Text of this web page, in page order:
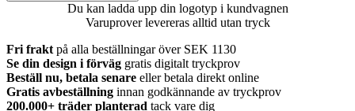
Du kan ladda upp din logotyp i kundvagnen
Varuprover levereras alltid utan tryck
Fri frakt på alla beställningar över SEK 1130
Se din design i förväg gratis digitalt tryckprov
Beställ nu, betala senare eller betala direkt online
Gratis avbeställning innan godkännande av tryckprov
200.000+ träder planterad tack vare dig